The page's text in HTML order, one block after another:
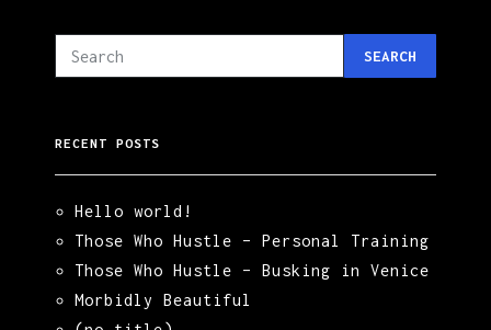
SEARCH
RECENT POSTS
Hello world!
Those Who Hustle – Personal Training
Those Who Hustle – Busking in Venice
Morbidly Beautiful